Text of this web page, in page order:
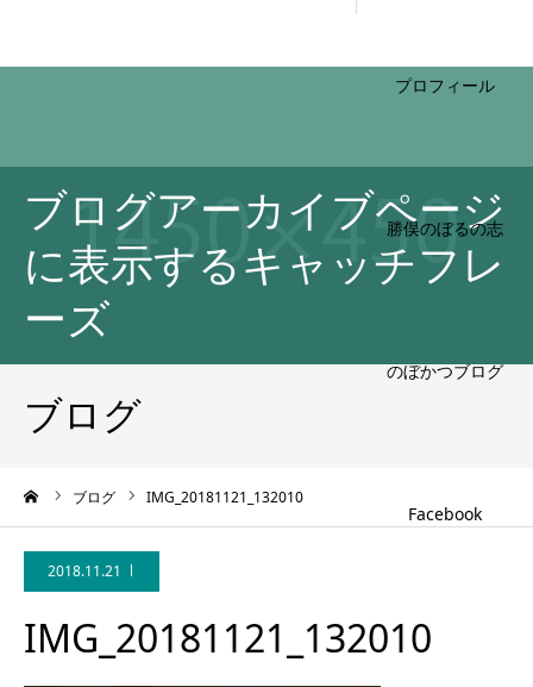
HOME
プロフィール
Facebook
ブログアーカイブページ
に表示するキャッチフレ
ーズ
ブログ
ブログ IMG_20181121_132010
2018.11.21
IMG_20181121_132010